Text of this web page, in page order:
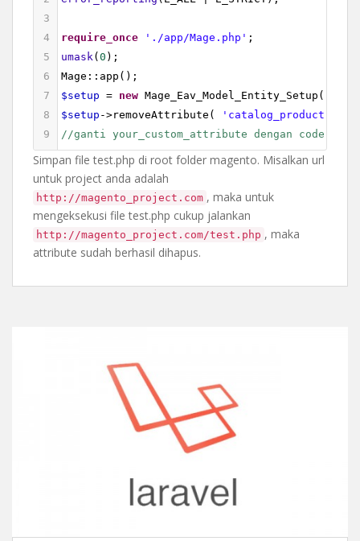
3
4
require_once './app/Mage.php' ;
5
umask( 0 );
6
Mage :: app ();
7
$setup = new Mage_Eav_Model_Entity_Setup (
8
$setup ->removeAttribute ( 'catalog_product'
9
//ganti your_custom_attribute dengan code
Simpan file test.php di root folder magento. Misalkan url
untuk project anda adalah
http://magento_project.com , maka untuk
mengeksekusi file test.php cukup jalankan
http://magento_project.com/test.php , maka
attribute sudah berhasil dihapus.